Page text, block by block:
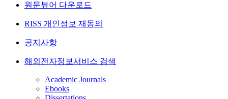
원문뷰어 다운로드
RISS 개인정보 재동의
공지사항
해외전자정보서비스 검색
Academic Journals
Ebooks